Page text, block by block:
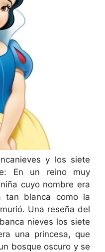
y los siete
En un reino muy
cuyo nombre era
tan blanca como la
Una reseña del
nieves los siete
una princesa, que
bosque oscuro y se